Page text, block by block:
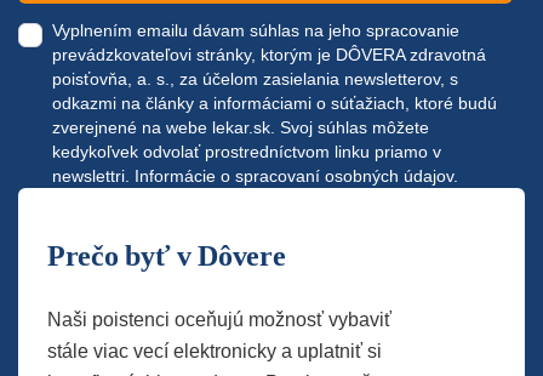
Vyplnením emailu dávam súhlas na jeho spracovanie
prevádzkovateľovi stránky, ktorým je DÔVERA zdravotná
poisťovňa, a. s., za účelom zasielania newsletterov, s
odkazmi na články a informáciami o súťažiach, ktoré budú
zverejnené na webe lekar.sk. Svoj súhlas môžete
kedykoľvek odvolať prostredníctvom linku priamo v
newslettri. Informácie o spracovaní osobných údajov.
Prečo byť v Dôvere
Naši poistenci oceňujú možnosť vybaviť
stále viac vecí elektronicky a uplatniť si